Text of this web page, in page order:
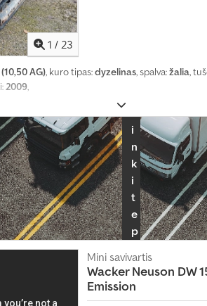
1 / 23
AG), kuro tipas:dyzelinas, spalva:žalia,
2009,
s
i
n
k
i
t
e
p
e
k
y
Mini savivartis
Wacker Neuson DW
Emission